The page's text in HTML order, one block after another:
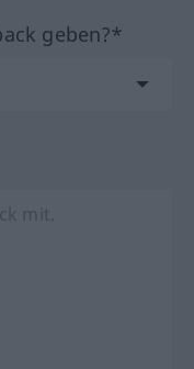
geben?*